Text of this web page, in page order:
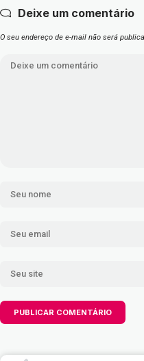
Deixe um comentário
O seu endereço de e-mail não será